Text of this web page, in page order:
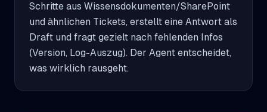
Schritte aus Wissensdokumenten/SharePoint
und ähnlichen Tickets, erstellt eine Antwort als
Draft und fragt gezielt nach fehlenden Infos
(Version, Log-Auszug). Der Agent entscheidet,
was wirklich rausgeht.